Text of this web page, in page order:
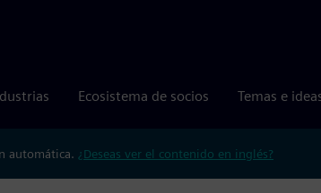
Ecosistema de socios Temas e
automática. ¿Deseas ver el contenido en inglés?